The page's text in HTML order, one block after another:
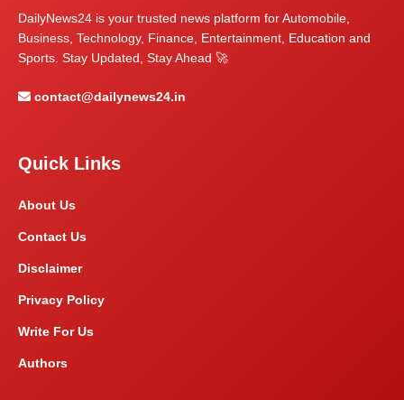
DailyNews24 is your trusted news platform for Automobile,
Business, Technology, Finance, Entertainment, Education and
Sports. Stay Updated, Stay Ahead 🚀
contact@dailynews24.in
Quick Links
About Us
Contact Us
Disclaimer
Privacy Policy
Write For Us
Authors